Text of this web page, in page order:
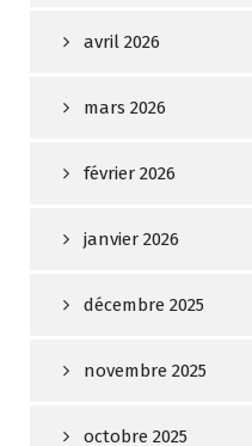
avril 2026
mars 2026
février 2026
janvier 2026
décembre 2025
novembre 2025
octobre 2025